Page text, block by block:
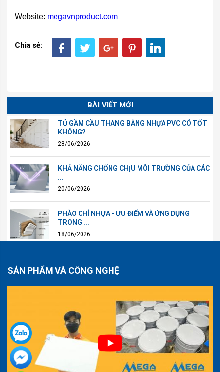
Website: megavnproduct.com
Chia sẻ:
BÀI VIẾT MỚI
TỦ GẦM CẦU THANG BẰNG NHỰA PVC CÓ TỐT
KHÔNG?
28/06/2026
KHẢ NĂNG CHỐNG CHỊU MÔI TRƯỜNG CỦA CÁC
...
20/06/2026
PHÀO CHỈ NHỰA - ƯU ĐIỂM VÀ ỨNG DỤNG
TRONG ...
18/06/2026
SẢN PHẨM VÀ CÔNG NGHỆ